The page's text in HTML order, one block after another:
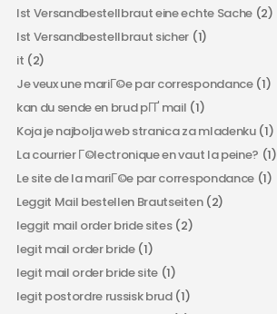
Ist Versandbestellbraut eine echte Sache(2)
Ist Versandbestellbraut sicher (1)
it (2)
Je veux une mariГ©e par correspondance(1)
kan du sende en brud pГҐ mail (1)
Koja je najbolja web stranica za mladenku(1)
La courrier Г©lectronique en vaut la peine? (1)
Le site de la mariГ©e par correspondance(1)
Leggit Mail bestellen Brautseiten(2)
leggit mail order bride sites(2)
legit mail order bride(1)
legit mail order bride site (1)
legit postordre russisk brud(1)